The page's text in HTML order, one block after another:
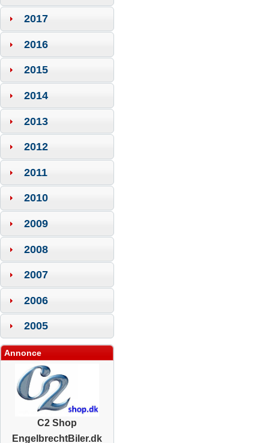
2017
2016
2015
2014
2013
2012
2011
2010
2009
2008
2007
2006
2005
Annonce
C2 Shop
EngelbrechtBiler.dk